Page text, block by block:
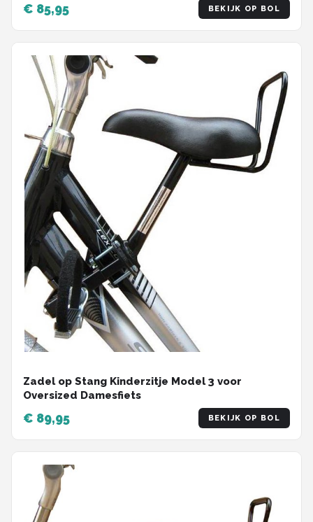
€ 85,95 BEKIJK OP BOL
Zadel op Stang Kinderzitje Model 3 voor
Oversized Damesfiets
€ 89,95 BEKIJK OP BOL